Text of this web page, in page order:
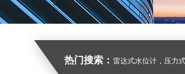
热门搜索： 雷达式水位计，压力式